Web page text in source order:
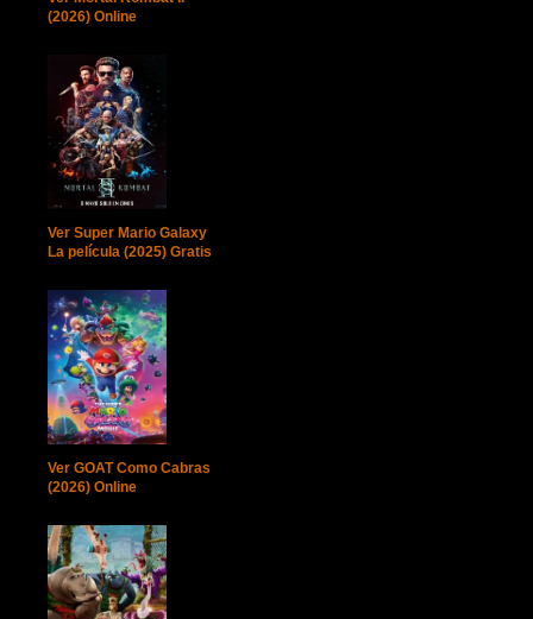
(2026) Online
Ver Super Mario Galaxy
La película (2025) Gratis
Ver GOAT Como Cabras
(2026) Online